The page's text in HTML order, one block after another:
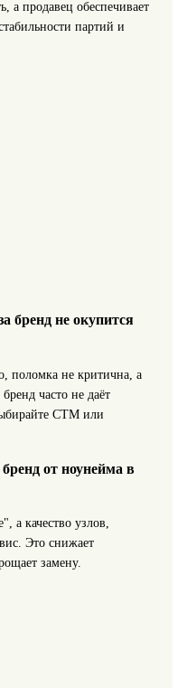
а продавец обеспечивает
партий и
бренд не окупится
поломка не критична, а
часто не даёт
СТМ или
от ноунейма в
а качество узлов,
Это снижает
замену.